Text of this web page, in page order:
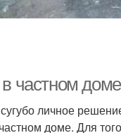
частном доме
личное
доме. Для